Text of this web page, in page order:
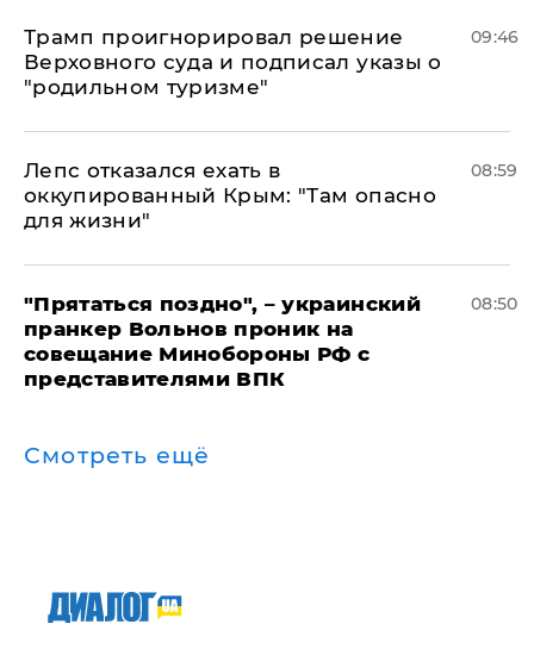
Трамп проигнорировал решение
Верховного суда и подписал указы о
"родильном туризме"
09:46
Лепс отказался ехать в
оккупированный Крым: "Там опасно
для жизни"
08:59
"Прятаться поздно", – украинский
пранкер Вольнов проник на
совещание Минобороны РФ с
представителями ВПК
08:50
Смотреть ещё